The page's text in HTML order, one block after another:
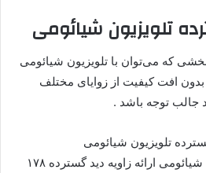
که می‌توان با تلویزیون شیائومی
افت کیفیت از زوایای مختلف
جالب توجه باشد .
یکی از مزایای تلویزیون های شیائومی ارائه زاویه دید گسترده ۱۷۸